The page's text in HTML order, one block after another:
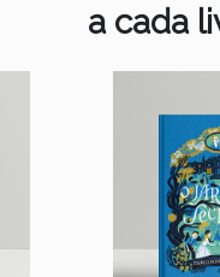
a cada